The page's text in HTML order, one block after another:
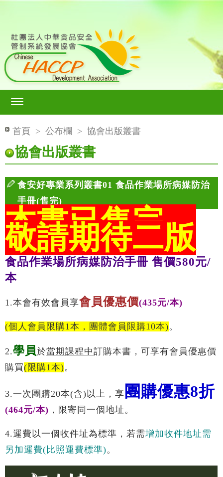
首頁 > 公布欄 > 協會出版叢書
協會出版叢書
食安好專業系列叢書01 食品作業場所病媒防治
手冊(售完)
本書已售完，
敬請期待二版
食品作業場所病媒防治手冊 售價580元/
本
1.本會有效會員享會員優惠價(435元/本)
(個人會員限購1本，團體會員限購10本)。
2.學員於當期課程中訂購本書，可享有會員優惠價
購買(限購1本)。
3.一次團購20本(含)以上，享 團購優惠8折
(464元/本) ，限寄同一個地址。
4.運費以一個收件址為標準，若需增加收件地址需
另加運費(比照運費標準)。